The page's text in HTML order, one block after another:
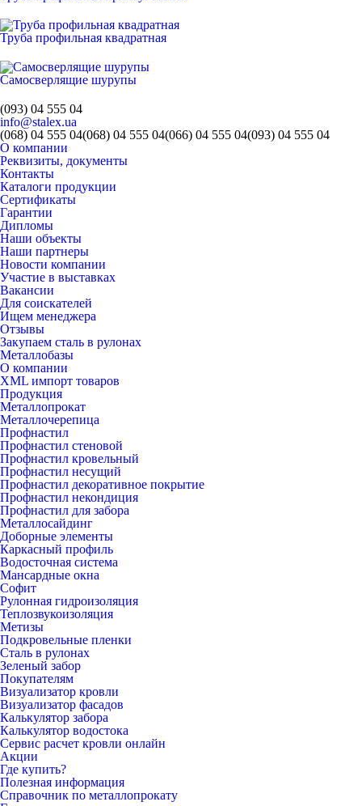
Труба профильная квадратная
Самосверлящие шурупы
(093) 04 555 04
info@stalex.ua
(068) 04 555 04(068) 04 555 04(066) 04 555 04(093) 04 555 04
О компании
Реквизиты, документы
Контакты
Каталоги продукции
Сертификаты
Гарантии
Дипломы
Наши объекты
Наши партнеры
Новости компании
Участие в выставках
Вакансии
Для соискателей
Ищем менеджера
Отзывы
Закупаем сталь в рулонах
Металлобазы
О компании
XML импорт товаров
Продукция
Металлопрокат
Металлочерепица
Профнастил
Профнастил стеновой
Профнастил кровельный
Профнастил несущий
Профнастил декоративное покрытие
Профнастил некондиция
Профнастил для забора
Металлосайдинг
Доборные элементы
Каркасный профиль
Водосточная система
Мансардные окна
Софит
Рулонная гидроизоляция
Теплозвукоизоляция
Метизы
Подкровельные пленки
Сталь в рулонах
Зеленый забор
Покупателям
Визуализатор кровли
Визуализатор фасадов
Калькулятор забора
Калькулятор водостока
Сервис расчет кровли онлайн
Акции
Где купить?
Полезная информация
Справочник по металлопрокату